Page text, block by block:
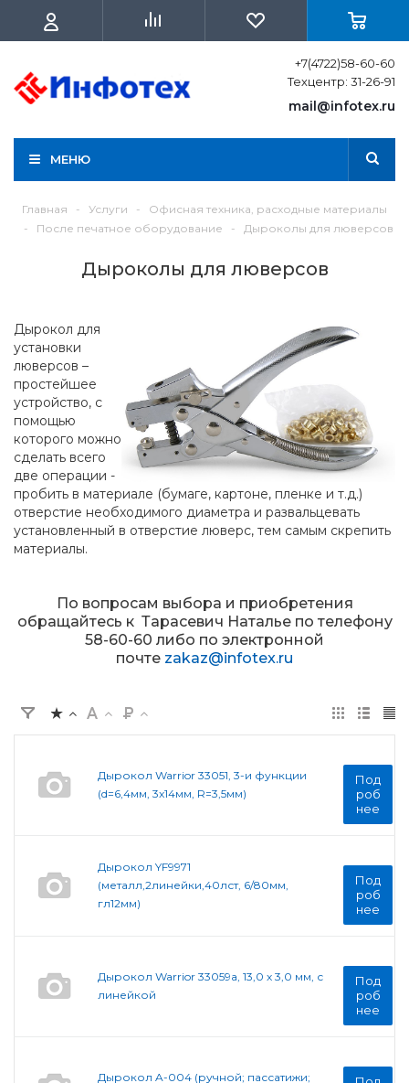
+7(4722)58-60-60
Техцентр: 31-26-91
mail@infotex.ru
МЕНЮ
Главная - Услуги -
Офисная техника, расходные материалы
-
После печатное оборудование - Дыроколы для люверсов
Дыроколы для люверсов
Дырокол для
установки
люверсов –
простейшее
устройство, с
помощью
которого можно
сделать всего
две операции -
пробить в материале (бумаге, картоне, пленке и т.д.)
отверстие необходимого диаметра и развальцевать
установленный в отверстие люверс, тем самым скрепить
материалы.
По вопросам выбора и приобретения
обращайтесь к Тарасевич Наталье по телефону
58-60-60 либо по электронной
почте zakaz@infotex.ru
Дырокол Warrior 33051, 3-и функции
(d=6,4мм, 3x14мм, R=3,5мм)
Под
роб
нее
Дырокол YF9971
(металл,2линейки,40лст, 6/80мм,
гл12мм)
Под
роб
нее
Дырокол Warrior 33059а, 13,0 х 3,0 мм, с
линейкой
Под
роб
нее
Дырокол A-004 (ручной; пассатижи;